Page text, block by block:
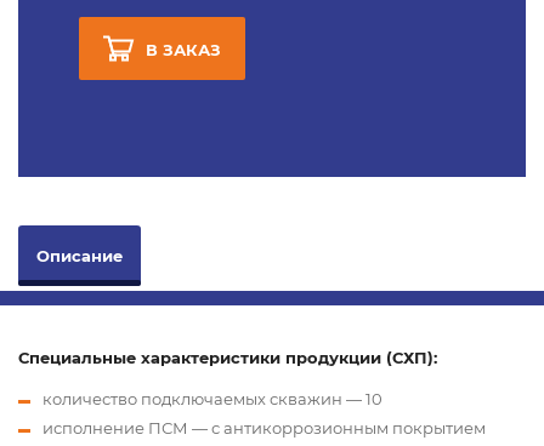
В ЗАКАЗ
Описание
Специальные характеристики продукции (СХП):
количество подключаемых скважин — 10
исполнение ПСМ — с антикоррозионным покрытием